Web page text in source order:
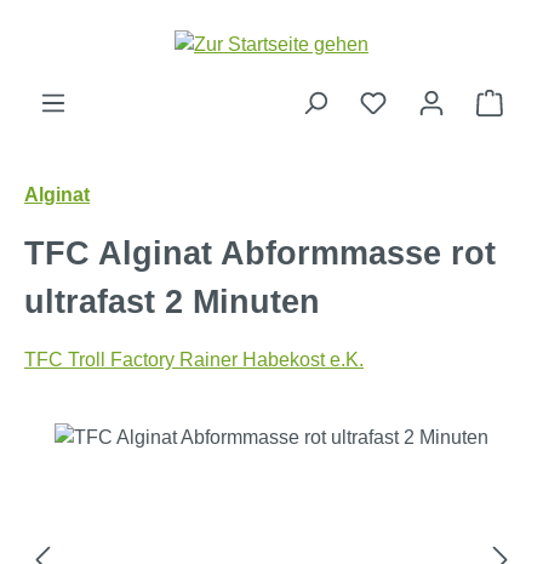
Zum Hauptinhalt springen
Alginat
TFC Alginat Abformmasse rot
ultrafast 2 Minuten
TFC Troll Factory Rainer Habekost e.K.
Bildergalerie überspringen